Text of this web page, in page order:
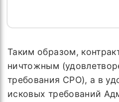
Таким образом,
ничтожным
требования СРО), а в
исковых требований